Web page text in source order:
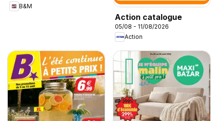
B&M
Action catalogue
05/08 - 11/08/2026
Action